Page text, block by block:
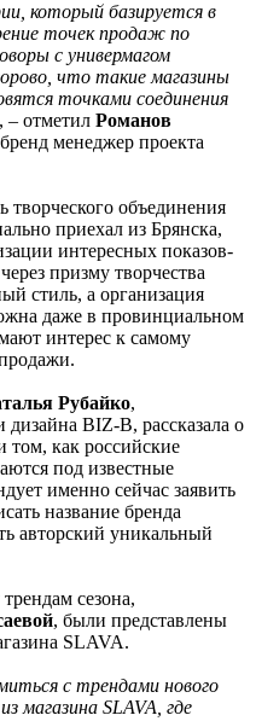
который базируется в
точек продаж по
с универмагом
что такие магазины
точками соединения
– отметил Романов
менеджер проекта
творческого объединения
приехал из Брянска,
интересных показов-
призму творчества
стиль, а организация
даже в провинциальном
интерес к самому
Рубайко,
дизайна BIZ-B, рассказала о
как российские
под известные
именно сейчас заявить
название бренда
авторский уникальный
сезона,
, были представлены
SLAVA.
с трендами нового
магазина SLAVA, где